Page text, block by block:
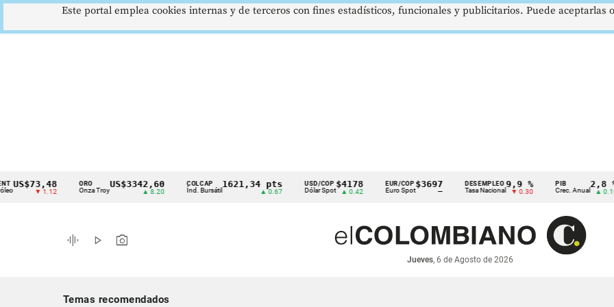
Cintillo
indicadores
económicos
▼ 1.12
ORO
Onza Troy
US$3342,60 COLCAP
Índ. Bursátil
1621,34 pts USD/COP
Dólar Spot
$4178
▲ 0.42
EUR/COP
Euro Spot
$3697
—
DESEMPLEO
Tasa Nacional
9,9 %
▼ 0.30
PIB
Crec. Anual
2,8 %
▲ 0.10
graphic_eq play_arrow photo_camera
Jueves, 6 de Agosto de 2026
Temas recomendados
Este portal emplea cookies internas y de terceros con fines estadísticos, funcionales y publicitarios. Puede aceptarlas